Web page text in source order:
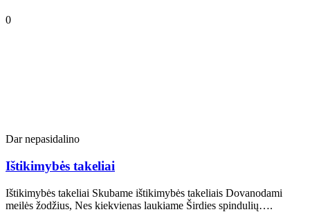
0
Dar nepasidalino
Ištikimybės takeliai
Ištikimybės takeliai Skubame ištikimybės takeliais Dovanodami
meilės žodžius, Nes kiekvienas laukiame Širdies spindulių….